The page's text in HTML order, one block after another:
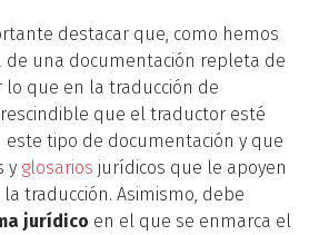
destacar que, como hemos
de una documentación repleta de
lo que en la traducción de
que el traductor esté
este tipo de documentación y que
y glosarios jurídicos que le apoyen
traducción. Asimismo, debe
jurídico en el que se enmarca el